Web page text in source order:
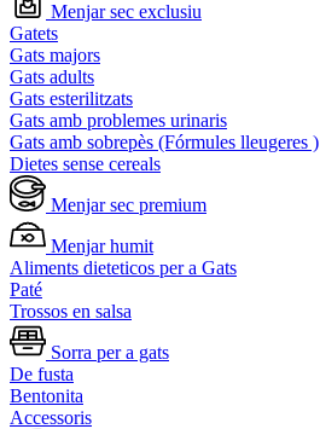
Menjar sec exclusiu
Gatets
Gats majors
Gats adults
Gats esterilitzats
Gats amb problemes urinaris
Gats amb sobrepès (Fórmules lleugeres )
Dietes sense cereals
Menjar sec premium
Menjar humit
Aliments dieteticos per a Gats
Paté
Trossos en salsa
Sorra per a gats
De fusta
Bentonita
Accessoris